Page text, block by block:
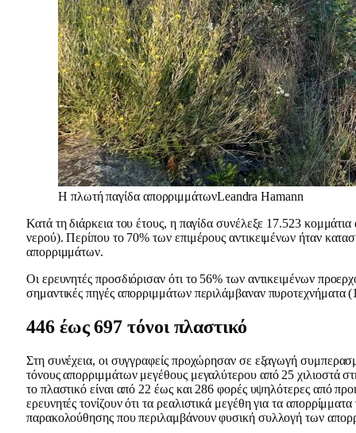
Η πλωτή παγίδα απορριμμάτωνLeandra Hamann
Κατά τη διάρκεια του έτους, η παγίδα συνέλεξε 17.523
νερού). Περίπου το 70% των επιμέρους αντικειμένων ήταν
απορριμμάτων.
Οι ερευνητές προσδιόρισαν ότι το 56% των αντικειμένων
σημαντικές πηγές απορριμμάτων περιλάμβαναν πυροτεχνήματα
446 έως 697 τόνοι πλαστικό
Στη συνέχεια, οι συγγραφείς προχώρησαν σε εξαγωγή
τόνους απορριμμάτων μεγέθους μεγαλύτερου από 25 χιλιοστά
το πλαστικό είναι από 22 έως και 286 φορές υψηλότερες από
ερευνητές τονίζουν ότι τα ρεαλιστικά μεγέθη για τα
παρακολούθησης που περιλαμβάνουν φυσική συλλογή των